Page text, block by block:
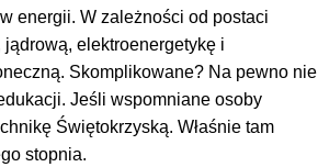
energii. W zależności od postaci
elektroenergetykę i
Skomplikowane? Na pewno nie
Jeśli wspomniane osoby
Świętokrzyską. Właśnie tam
stopnia.